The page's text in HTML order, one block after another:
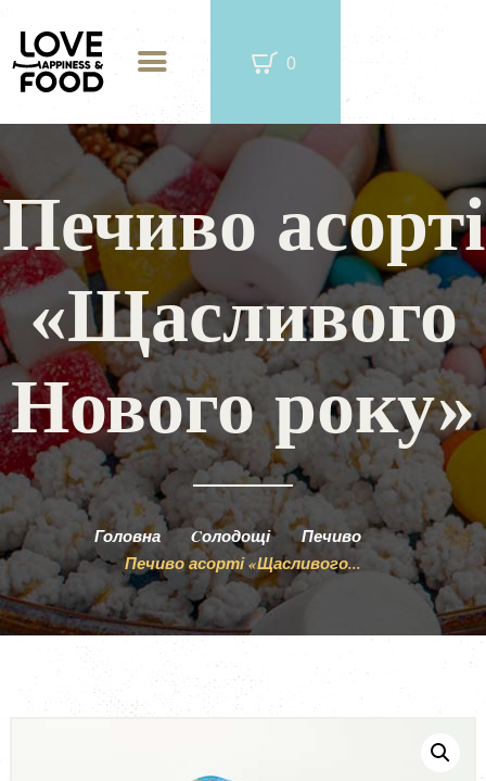
0
Печиво асорті
«Щасливого
Нового року»
Головна Cолодощі
Печиво
Печиво асорті «Щасливого...
ЧАЙ В МЕТАЛЕВІЙ БАНЦІ
ФІРМОВА КАВА
CОЛОДОЩІ
ПОДАРУНКОВІ ЖЕРСТЯНІ БАНКИ
ПРО НАС
ОПЛАТА І ДОСТАВКА
УМОВИ ПОВЕРНЕННЯ ТА ГАРАНТІЯ